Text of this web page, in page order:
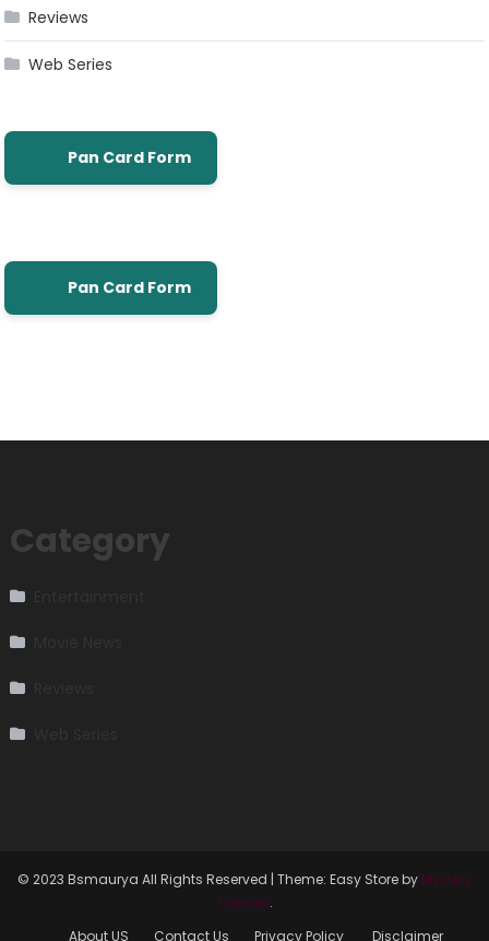
Reviews
Web Series
Pan Card Form
Pan Card Form
Category
© 2023 Bsmaurya All Rights Reserved | Theme: Easy Store by Mystery
Themes.
About US
Contact Us Privacy Policy Disclaimer